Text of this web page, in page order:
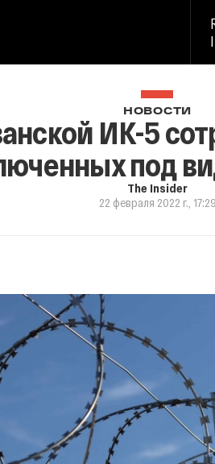
НОВОСТИ
ИК-5
под
The Insider
22 февраля 2022 г., 17:29